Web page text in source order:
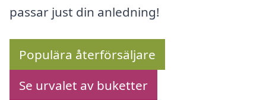
passar just din anledning!
Populära återförsäljare
Se urvalet av buketter